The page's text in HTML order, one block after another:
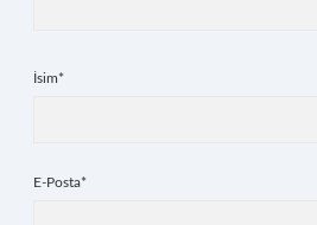
İsim*
E-Posta*